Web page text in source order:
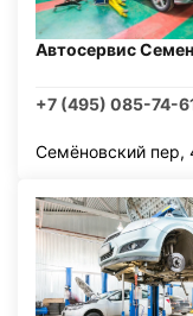
Автосервис
+7 (495) 085-74-
Семёновский пер,